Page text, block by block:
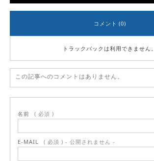
コメント (0)
トラックバックは利用できません。
この記事へのコメントはありません。
名前 ( 必須 )
E-MAIL ( 必須 ) - 公開されません -